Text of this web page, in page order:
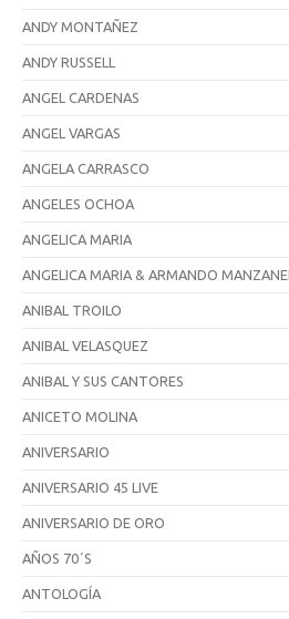
ANDY MONTAÑEZ
ANDY RUSSELL
ANGEL CARDENAS
ANGEL VARGAS
ANGELA CARRASCO
ANGELES OCHOA
ANGELICA MARIA
ANGELICA MARIA & ARMANDO
ANIBAL TROILO
ANIBAL VELASQUEZ
ANIBAL Y SUS CANTORES
ANICETO MOLINA
ANIVERSARIO
ANIVERSARIO 45 LIVE
ANIVERSARIO DE ORO
AÑOS 70´S
ANTOLOGÍA